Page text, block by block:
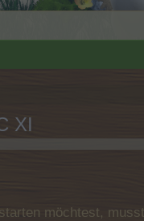
XI
möchtest,